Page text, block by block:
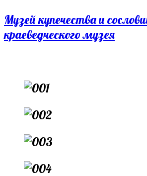
Перейти
к
Музей купечества и
краеведческого музея